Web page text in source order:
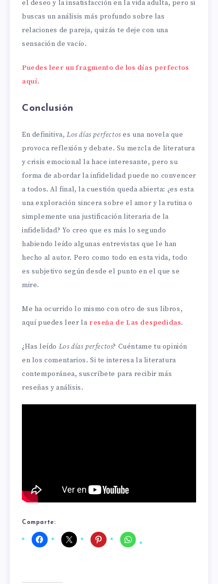
el deseo y la insatisfacción en la vida adulta, pero si
buscas un análisis más profundo sobre las
relaciones de pareja, quizás te deje con una
sensación de vacío.
Puedes leer un fragmento de los días perfectos
aquí.
Conclusión
En definitiva, Los días perfectos es una novela que
provoca reflexión y debate. Su mezcla de literatura
y crisis emocional la hace interesante, pero su
forma de abordar la infidelidad puede no convencer
a todos. Al final, la cuestión queda abierta: ¿es esta
una exploración sincera sobre el amor y la rutina o
simplemente una justificación literaria de la
infidelidad? Yo creo que es más lo segundo
habiendo leído algunas entrevistas que le han
hecho al autor. Pero como todo en esta vida, todo
es subjetivo según desde el punto en el que se
mire.
Me ha ocurrido lo mismo con otro de sus libros,
aquí puedes leer la reseña de Las despedidas.
¿Has leído Los días perfectos? Cuéntame tu opinión
en los comentarios. Si te interesa la literatura
contemporánea, suscríbete para recibir más
reseñas y análisis.
Comparte: